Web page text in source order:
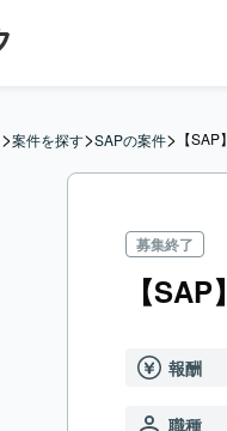
>案件を探す>SAPの案件> 【
募集終了
【
報酬
職種